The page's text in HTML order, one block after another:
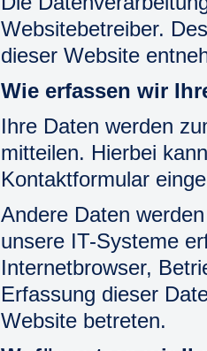
Websitebetreiber.
dieser Website
Wie erfassen wir
Ihre Daten werden
mitteilen. Hierbei
Kontaktformular
Andere Daten
unsere IT-Systeme
Internetbrowser,
Erfassung dieser
Website betreten.